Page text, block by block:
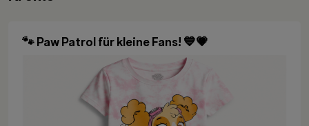
🐾 Paw Patrol für kleine Fans! 💙💗